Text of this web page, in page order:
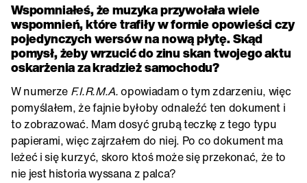
Wspomniałeś, że muzyka przywołała wiele
wspomnień, które trafiły w formie opowieści czy
pojedynczych wersów na nową płytę. Skąd
pomysł, żeby wrzucić do zinu skan twojego aktu
oskarżenia za kradzież samochodu?
W numerze F.I.R.M.A.opowiadam o tym zdarzeniu, więc
pomyślałem, że fajnie byłoby odnaleźć ten dokument i
to zobrazować. Mam dosyć grubą teczkę z tego typu
papierami, więc zajrzałem do niej. Po co dokument ma
leżeć i się kurzyć, skoro ktoś może się przekonać, że to
nie jest historia wyssana z palca?